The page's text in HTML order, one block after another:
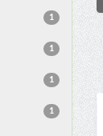
1
1
1
1